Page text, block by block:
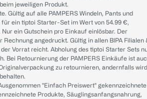
jeweiligen Produkt.
Gültig auf alle PAMPERS Windeln, Pants und
ein tiptoi Starter-Set im Wert von 54.99 €,
Nur ein Gutschein pro Einkauf einlösbar. Der
Rechnung angedruckt. Gültig in allen BIPA Filialen
der Vorrat reicht. Abholung des tiptoi Starter Sets
Bei Retournierung der PAMPERS Einkäufe ist
zu retournieren, andernfalls wird
"Einfach Preiswert" gekennzeichnete
Produkte, Säuglingsanfangsnahrung,